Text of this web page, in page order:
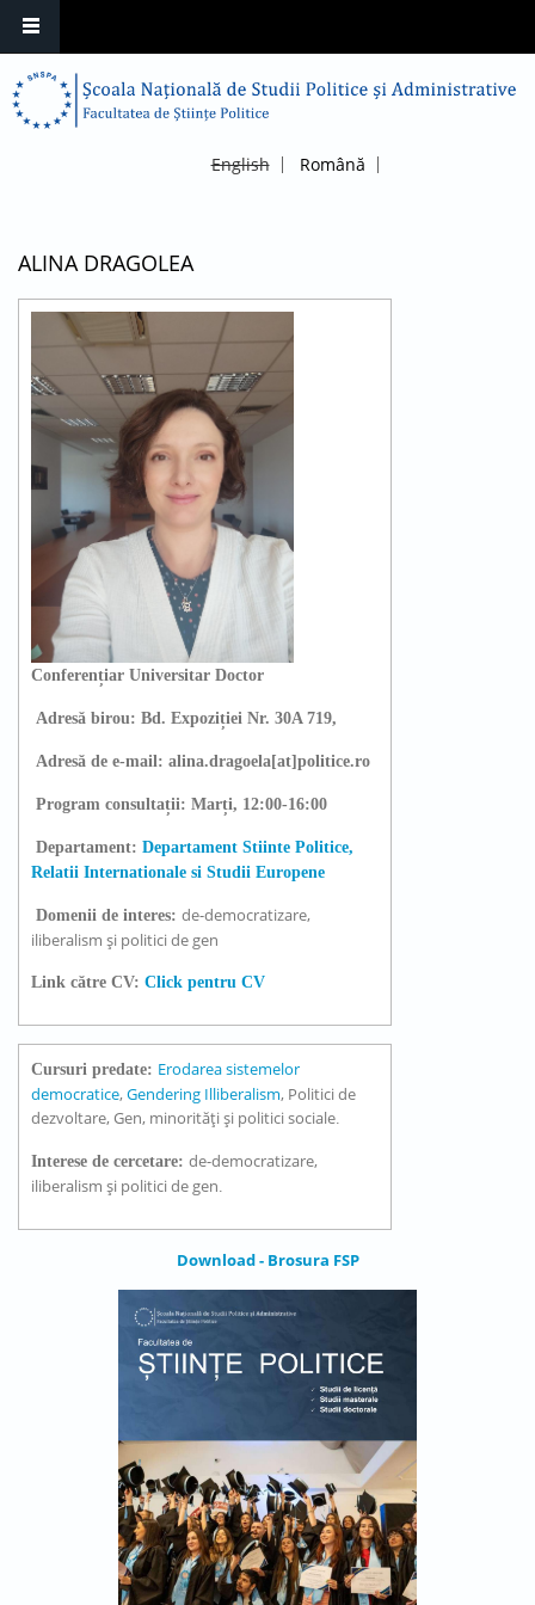
English Română
ALINA DRAGOLEA
Conferențiar Universitar Doctor
Adresă birou: Bd. Expoziției Nr. 30A 719,
Adresă de e-mail: alina.dragoela[at]politice.ro
Program consultații: Marți, 12:00-16:00
Departament: Departament Stiinte Politice,
Relatii Internationale si Studii Europene
Domenii de interes: de-democratizare,
iliberalism și politici de gen
Link către CV: Click pentru CV
Cursuri predate: Erodarea sistemelor
democratice,Gendering Illiberalism, Politici de
dezvoltare, Gen, minorități și politici sociale.
Interese de cercetare: de-democratizare,
iliberalism și politici de gen.
Download - Brosura FSP